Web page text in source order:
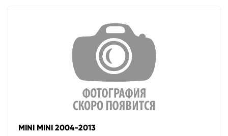
MINI MINI 2004-2013